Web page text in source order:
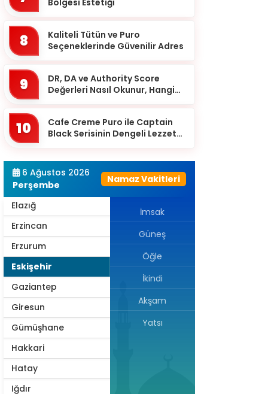
Bölgesi Estetiği
8
Kaliteli Tütün ve Puro
Seçeneklerinde Güvenilir Adres
9
DR, DA ve Authority Score
Değerleri Nasıl Okunur, Hangi
10
Cafe Creme Puro ile Captain
Black Serisinin Dengeli Lezzet
6 Ağustos 2026
Perşembe
Namaz Vakitleri
Bursa
Çankırı
Denizli
Diyarbakır
Düzce
Edirne
Elazığ
Erzincan
Erzurum
Eskişehir
Gaziantep
Giresun
Gümüşhane
Hakkari
Hatay
Iğdır
İmsak
Güneş
Öğle
İkindi
Akşam
Yatsı